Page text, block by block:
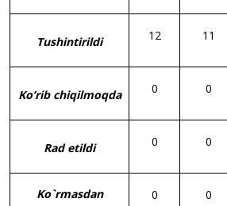
Tushintirildi 12 11
Ko’rib chiqilmoqda 0 0
Rad etildi 0 0
Ko`rmasdan
0 0